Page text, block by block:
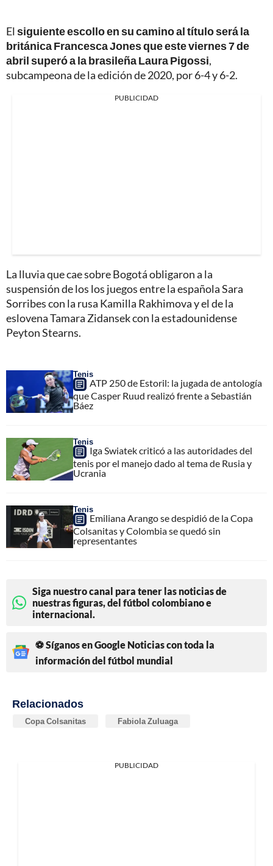
El siguiente escollo en su camino al título será la
británica Francesca Jones que este viernes 7 de
abril superó a la brasileña Laura Pigossi,
subcampeona de la edición de 2020, por 6-4 y 6-2.
PUBLICIDAD
La lluvia que cae sobre Bogotá obligaron a la
suspensión de los los juegos entre la española Sara
Sorribes con la rusa Kamilla Rakhimova y el de la
eslovena Tamara Zidansek con la estadounidense
Peyton Stearns.
Tenis
ATP 250 de Estoril: la jugada de antología
que Casper Ruud realizó frente a Sebastián
Báez
Tenis
Iga Swiatek criticó a las autoridades del
tenis por el manejo dado al tema de Rusia y
Ucrania
Tenis
Emiliana Arango se despidió de la Copa
Colsanitas y Colombia se quedó sin
representantes
Siga nuestro canal para tener las noticias de
nuestras figuras, del fútbol colombiano e
internacional.
⚽ Síganos en Google Noticias con toda la
información del fútbol mundial
Relacionados
Copa Colsanitas Fabiola Zuluaga
PUBLICIDAD